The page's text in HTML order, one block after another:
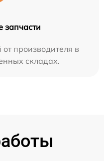
запчасти
производителя в
складах.